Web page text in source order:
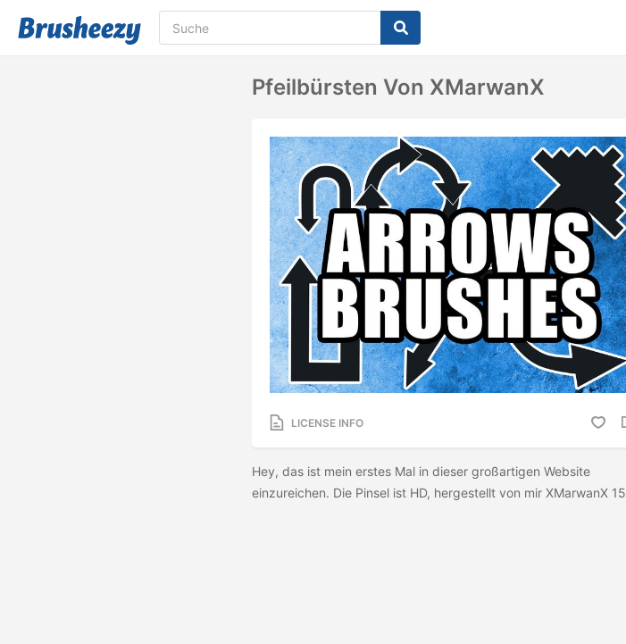
Pfeilbürsten Von XMarwanX
LICENSE INFO
Hey, das ist mein erstes Mal in dieser großartigen Website
einzureichen. Die Pinsel ist HD, hergestellt von mir XMarwanX 15